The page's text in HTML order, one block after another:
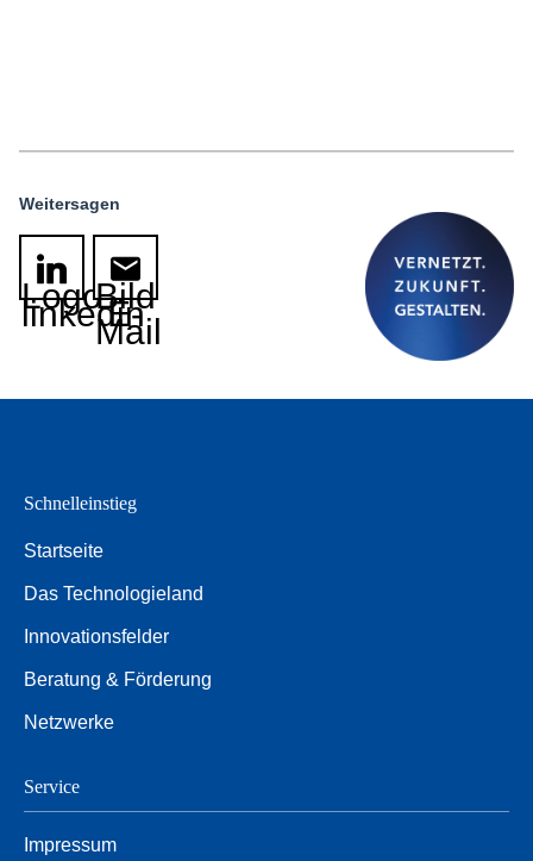
Weitersagen
Logo
linkedin
Bild
E-
Mail
Schnelleinstieg
Startseite
Das Technologieland
Innovationsfelder
Beratung & Förderung
Netzwerke
Service
Impressum